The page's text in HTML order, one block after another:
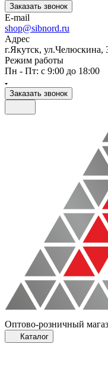
Заказать звонок
E-mail
shop@sibnord.ru
Адрес
​г.Якутск,
Режим работы
Пн - Пт: с 9:00 до 18:00
Заказать звонок
Оптово-розничный
Каталог